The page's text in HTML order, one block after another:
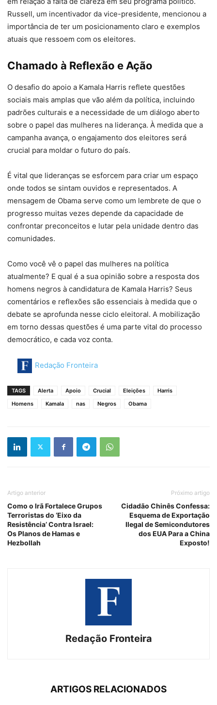
Russell, um incentivador da vice-presidente, mencionou a
importância de ter um posicionamento claro e exemplos
atuais que ressoem com os eleitores.
Chamado à Reflexão e Ação
O desafio do apoio a Kamala Harris reflete questões
sociais mais amplas que vão além da política, incluindo
padrões culturais e a necessidade de um diálogo aberto
sobre o papel das mulheres na liderança. À medida que a
campanha avança, o engajamento dos eleitores será
crucial para moldar o futuro do país.
É vital que lideranças se esforcem para criar um espaço
onde todos se sintam ouvidos e representados. A
mensagem de Obama serve como um lembrete de que o
progresso muitas vezes depende da capacidade de
confrontar preconceitos e lutar pela unidade dentro das
comunidades.
Como você vê o papel das mulheres na política
atualmente? E qual é a sua opinião sobre a resposta dos
homens negros à candidatura de Kamala Harris? Seus
comentários e reflexões são essenciais à medida que o
debate se aprofunda nesse ciclo eleitoral. A mobilização
em torno dessas questões é uma parte vital do processo
democrático, e cada voz conta.
Redação Fronteira
TAGS Alerta Apoio Crucial Eleições
Harris
Homens
Kamala nas Negros Obama
Artigo anterior
Como o Irã Fortalece Grupos
Terroristas do ‘Eixo da
Resistência’ Contra Israel:
Os Planos de Hamas e
Hezbollah
Próximo artigo
Cidadão Chinês Confessa:
Esquema de Exportação
Ilegal de Semicondutores
dos EUA Para a China
Exposto!
Redação Fronteira
ARTIGOS RELACIONADOS